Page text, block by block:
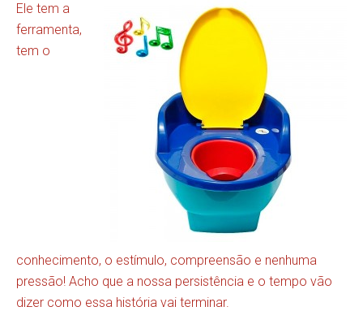
Ele tem a
ferramenta,
tem o
conhecimento, o estímulo, compreensão e nenhuma
pressão! Acho que a nossa persistência e o tempo vão
dizer como essa história vai terminar.